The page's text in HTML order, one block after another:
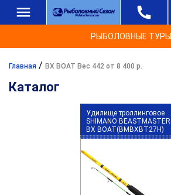
РЫБОЛОВНЫЕ ТУРЫ
Главная / BX BOAT Вес 442 от 8 400 р.
Каталог
Удилище троллинговое
SHIMANO BEASTMASTER
BX BOAT(BMBXBT27H)